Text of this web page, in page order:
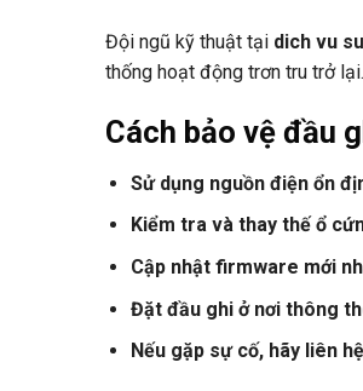
Đội ngũ kỹ thuật tại dich vu
thống hoạt động trơn tru trở lại.
Cách bảo vệ đầu
Sử dụng nguồn điện ổn
Kiểm tra và thay thế ổ
Cập nhật firmware mới
Đặt đầu ghi ở nơi thông
Nếu gặp sự cố, hãy liên